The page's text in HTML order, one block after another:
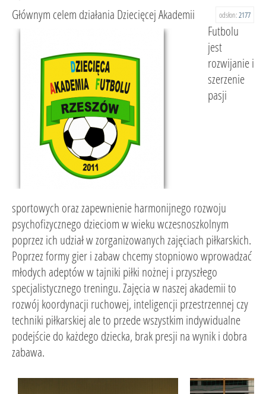
odsłon:2177
Głównym celem działania Dziecięcej Akademii
Futbolu
jest
rozwijanie i
szerzenie
pasji
sportowych oraz zapewnienie harmonijnego rozwoju
psychofizycznego dzieciom w wieku wczesnoszkolnym
poprzez ich udział w zorganizowanych zajęciach piłkarskich.
Poprzez formy gier i zabaw chcemy stopniowo wprowadzać
młodych adeptów w tajniki piłki nożnej i przyszłego
specjalistycznego treningu. Zajęcia w naszej akademii to
rozwój koordynacji ruchowej, inteligencji przestrzennej czy
techniki piłkarskiej ale to przede wszystkim indywidualne
podejście do każdego dziecka, brak presji na wynik i dobra
zabawa.